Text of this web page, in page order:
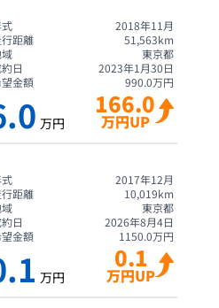
2018年11月
距離
51,563km
東京都
日
2023年1月30日
金額
990.0万円
万円
166.0
万円UP
2017年12月
距離
10,019km
東京都
日
2026年8月4日
金額
1150.0万円
万円
0.1
万円UP